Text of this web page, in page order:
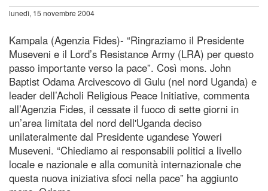
lunedì, 15 novembre 2004
Kampala (Agenzia Fides)- “Ringraziamo il Presidente
Museveni e il Lord’s Resistance Army (LRA) per questo
passo importante verso la pace”. Così mons. John
Baptist Odama Arcivescovo di Gulu (nel nord Uganda) e
leader dell’Acholi Religious Peace Initiative, commenta
all’Agenzia Fides, il cessate il fuoco di sette giorni in
un’area limitata del nord dell'Uganda deciso
unilateralmente dal Presidente ugandese Yoweri
Museveni. “Chiediamo ai responsabili politici a livello
locale e nazionale e alla comunità internazionale che
questa nuova iniziativa sfoci nella pace” ha aggiunto